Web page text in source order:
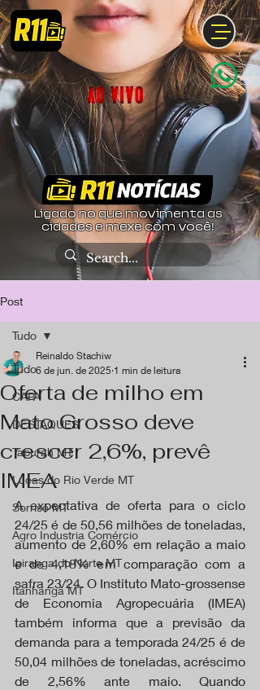
Ligado no que movimenta as
cidades e mexe com você!
Post
Tudo
CAPA
DESTAQUES
Tapurah MT
Lucas do Rio Verde MT
Sorriso MT
Agro Industria Comércio
Ipiranga do Norte MT
Itanhangá MT
Tudo
Oferta de milho em
Mato Grosso deve
crescer 2,6%, prevê
IMEA
Reinaldo Stachiw
6 de jun. de 2025 1 min de leitura
A expectativa de oferta para o ciclo
24/25 é de 50,56 milhões de toneladas,
aumento de 2,60% em relação a maio
e de 4,18% em comparação com a
safra 23/24. O Instituto Mato-grossense
de Economia Agropecuária (IMEA)
também informa que a previsão da
demanda para a temporada 24/25 é de
50,04 milhões de toneladas, acréscimo
de 2,56% ante maio. Quando